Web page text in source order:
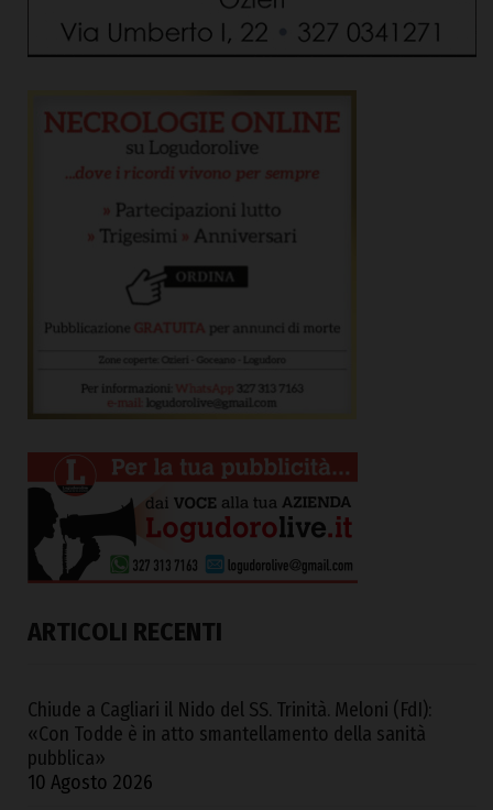
ARTICOLI RECENTI
Chiude a Cagliari il Nido del SS. Trinità. Meloni (FdI):
«Con Todde è in atto smantellamento della sanità
pubblica»
10 Agosto 2026